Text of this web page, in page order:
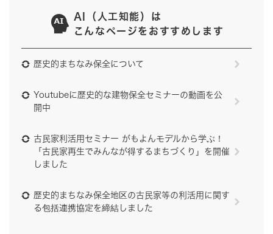
AI（人工知能）は
こんなページをおすすめします
歴史的まちなみ保全について
Youtubeに歴史的な建物保全セミナーの動画を公
開中
古民家利活用セミナー がもよんモデルから学ぶ！
「古民家再生でみんなが得するまちづくり」を開催
しました
歴史的まちなみ保全地区の古民家等の利活用に関す
る包括連携協定を締結しました